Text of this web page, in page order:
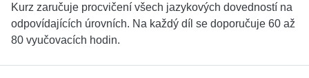
Kurz zaručuje procvičení všech jazykových dovedností na
odpovídajících úrovních. Na každý díl se doporučuje 60 až
80 vyučovacích hodin.